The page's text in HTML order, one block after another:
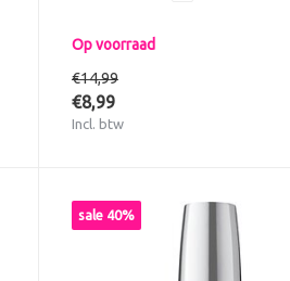
Op voorraad
€14,99
€8,99
Incl. btw
sale 40%